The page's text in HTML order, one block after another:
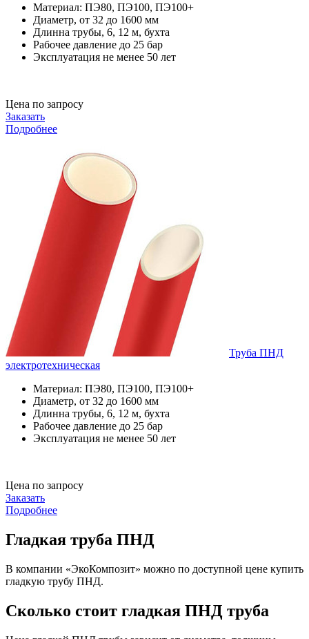
Материал: ПЭ80, ПЭ100, ПЭ100+
Диаметр, от 32 до 1600 мм
Длинна трубы, 6, 12 м, бухта
Рабочее давление до 25 бар
Эксплуатация не менее 50 лет
Цена по запросу
Заказать
Подробнее
Труба ПНД
электротехническая
Материал: ПЭ80, ПЭ100, ПЭ100+
Диаметр, от 32 до 1600 мм
Длинна трубы, 6, 12 м, бухта
Рабочее давление до 25 бар
Эксплуатация не менее 50 лет
Цена по запросу
Заказать
Подробнее
Гладкая труба ПНД
В компании «ЭкоКомпозит» можно по доступной цене купить
гладкую трубу ПНД.
Сколько стоит гладкая ПНД труба